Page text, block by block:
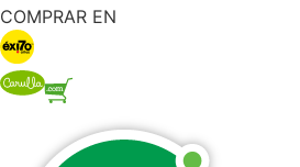
COMPRAR EN